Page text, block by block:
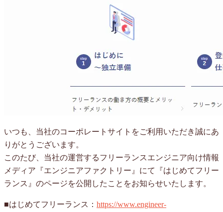
いつも、当社のコーポレートサイトをご利用いただき誠にあ
りがとうございます。
このたび、当社の運営するフリーランスエンジニア向け情報
メディア『エンジニアファクトリー』にて『はじめてフリー
ランス』のページを公開したことをお知らせいたします。
■はじめてフリーランス： https://www.engineer-